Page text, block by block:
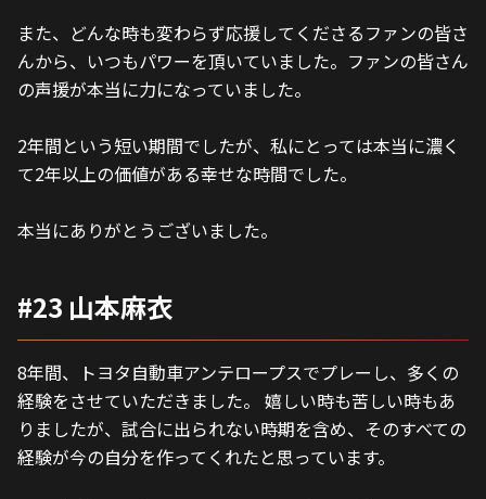
また、どんな時も変わらず応援してくださるファンの皆さ
んから、いつもパワーを頂いていました。ファンの皆さん
の声援が本当に力になっていました。
2年間という短い期間でしたが、私にとっては本当に濃く
て2年以上の価値がある幸せな時間でした。
本当にありがとうございました。
#23 山本麻衣
8年間、トヨタ自動車アンテロープスでプレーし、多くの
経験をさせていただきました。 嬉しい時も苦しい時もあ
りましたが、試合に出られない時期を含め、そのすべての
経験が今の自分を作ってくれたと思っています。